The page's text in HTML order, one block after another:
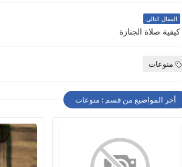
المقال التالي
كيفية صلاة الجنازة
منوعات
أخر المواضيع من قسم : منوعات